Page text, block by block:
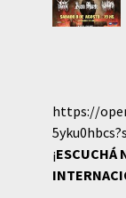
https://
¡ESCUCHÁ